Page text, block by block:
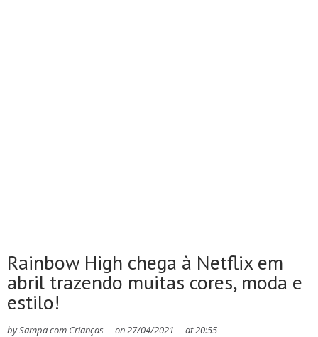
Rainbow High chega à Netflix em
abril trazendo muitas cores, moda e
estilo!
bySampa com Crianças on27/04/2021 at20:55